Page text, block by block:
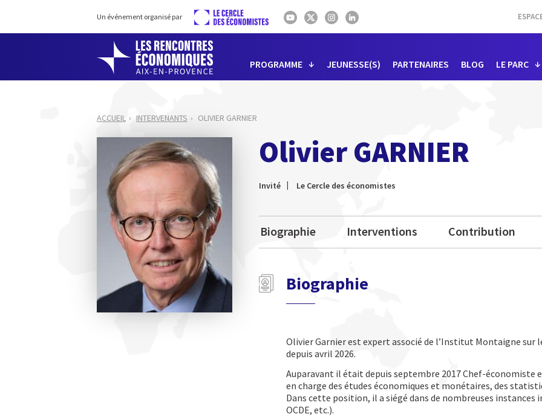
Un événement organisé par
PROGRAMME JEUNESSE(S) PARTENAIRES BLOG LE PARC
ACCUEIL INTERVENANTS OLIVIER GARNIER
Olivier GARNIER
Invité Le Cercle des économistes
Biographie Interventions Contribution
Biographie
Olivier Garnier est expert associé de l’Institut Montaigne sur
depuis avril 2026.
Auparavant il était depuis septembre 2017 Chef-économiste
en charge des études économiques et monétaires, des
Dans cette position, il a siégé dans de nombreuses instances
OCDE, etc.).